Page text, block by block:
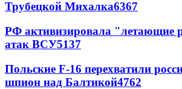
Трубецкой Михалка6367
РФ активизировала "летающие
атак ВСУ5137
Польские F-16 перехватили
шпион над Балтикой4762